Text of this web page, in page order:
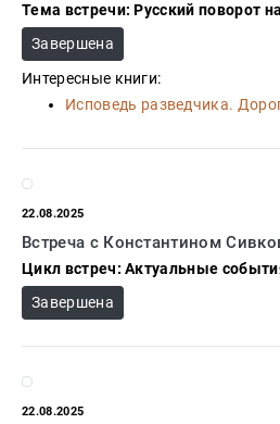
Тема встречи: Русский поворот
Завершена
Интересные книги:
Исповедь разведчика.
22.08.2025
Встреча с Константином
Цикл встреч: Актуальные
Завершена
22.08.2025
Москва
pochta@den-
magazin.ru